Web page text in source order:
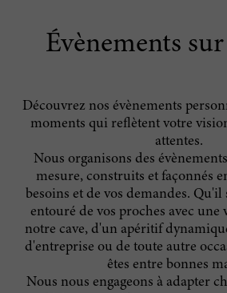
Évènements
Découvrez nos évènements
moments qui reflètent votre
attentes.
Nous organisons des
mesure, construits et façonnés
besoins et de vos demandes.
entouré de vos proches avec une
notre cave, d'un apéritif
d'entreprise ou de toute autre
êtes entre bonnes
Nous nous engageons à adapter